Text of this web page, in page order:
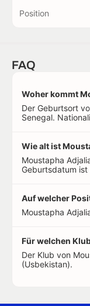
Position
FAQ
Woher kommt
Der Geburtsort
Senegal.
Wie alt ist
Moustapha
Geburtsdatum
Auf welcher
Moustapha
Für welchen
Der Klub von
(Usbekistan).